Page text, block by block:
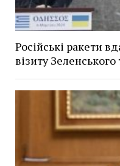
Російські ракети
візиту Зеленського